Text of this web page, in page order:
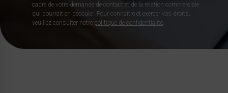
cadre de votre demande de contact et de la relation commerciale
qui pourrait en découler. Pour connaitre et exercer vos droits,
veuillez consulter notre politique de confidentialité